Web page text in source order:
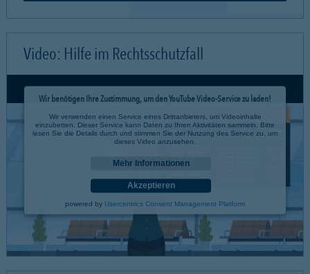
Video: Hilfe im Rechtsschutzfall
Wir benötigen Ihre Zustimmung, um den YouTube Video-Service zu laden!
Wir verwenden einen Service eines Drittanbieters, um Videoinhalte
einzubetten. Dieser Service kann Daten zu Ihren Aktivitäten sammeln. Bitte
lesen Sie die Details durch und stimmen Sie der Nutzung des Service zu, um
dieses Video anzusehen.
Mehr Informationen
Akzeptieren
powered by Usercentrics Consent Management Platform